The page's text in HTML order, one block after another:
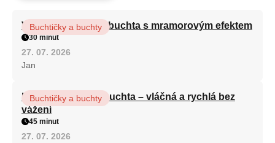
Vláčná olejová litá buchta s mramorovým efektem
Buchtičky a buchty
30 minut
27. 07. 2026
Jan
Hrnková maková buchta – vláčná a rychlá bez
vážení
Buchtičky a buchty
45 minut
27. 07. 2026